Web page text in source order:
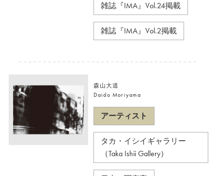
雑誌『IMA』Vol.24掲載
雑誌『IMA』Vol.2掲載
森山大道
Daido Moriyama
アーティスト
タカ・イシイギャラリー
（Taka Ishii Gallery）